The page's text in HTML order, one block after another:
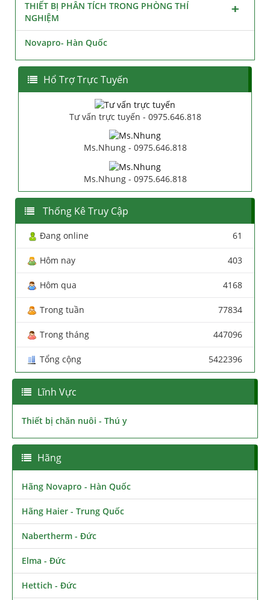
THIẾT BỊ PHÂN TÍCH TRONG PHÒNG THÍ
NGHIỆM
Novapro- Hàn Quốc
Hổ Trợ Trực Tuyến
Tư vấn trực tuyến - 0975.646.818
Ms.Nhung - 0975.646.818
Ms.Nhung - 0975.646.818
Thống Kê Truy Cập
Đang online 61
Hôm nay 403
Hôm qua 4168
Trong tuần 77834
Trong tháng 447096
Tổng cộng 5422396
Lĩnh Vực
Thiết bị chăn nuôi - Thú y
Hãng
Hãng Novapro - Hàn Quốc
Hãng Haier - Trung Quốc
Nabertherm - Đức
Elma - Đức
Hettich - Đức